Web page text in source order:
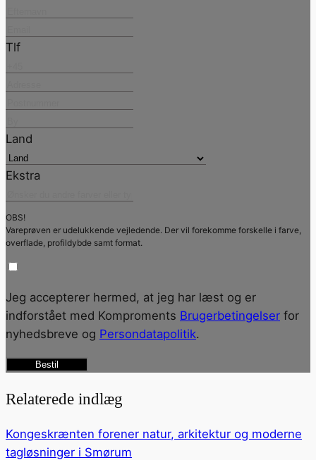
Tlf
Land
Ekstra
OBS!
Vareprøven er udelukkende vejledende. Der vil forekomme forskelle i farve,
overflade, profildybde samt format.
Jeg accepterer hermed, at jeg har læst og er
indforstået med Komproments Brugerbetingelser for
nyhedsbreve og Persondatapolitik.
Bestil
Relaterede indlæg
Kongeskrænten forener natur, arkitektur og moderne
tagløsninger i Smørum